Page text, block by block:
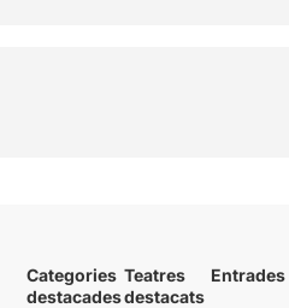
Categories
destacades
Teatres
destacats
Entrades